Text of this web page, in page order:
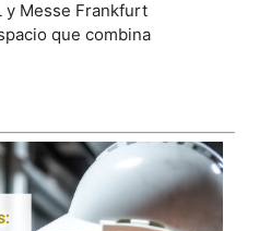
y Messe Frankfurt
que combina